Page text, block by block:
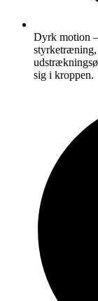
Dyrk motion
sig i kroppen.